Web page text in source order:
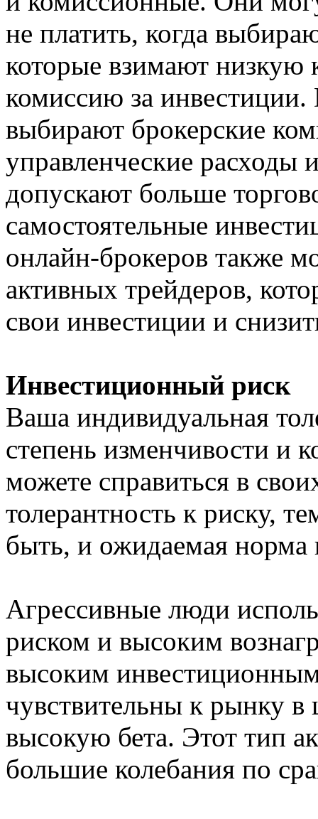
не платить, когда
которые взимают низкую
комиссию за
выбирают брокерские
управленческие расходы
допускают больше
самостоятельные
онлайн-брокеров также
активных трейдеров,
свои инвестиции и
Инвестиционный риск
Ваша индивидуальная
степень изменчивости и
можете справиться в
толерантность к риску,
быть, и ожидаемая
Агрессивные люди
риском и высоким
высоким
чувствительны к рынку
высокую бета. Этот тип
большие колебания по